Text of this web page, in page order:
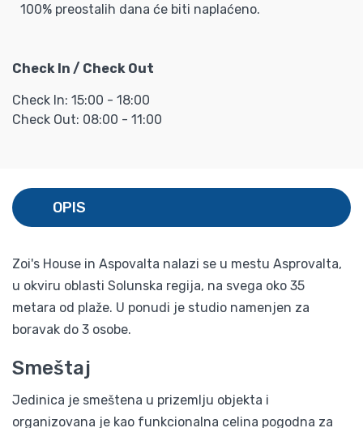
100% preostalih dana će biti naplaćeno.
Check In / Check Out
Check In: 15:00 - 18:00
Check Out: 08:00 - 11:00
OPIS
Zoi's House in Aspovalta nalazi se u mestu Asprovalta,
u okviru oblasti Solunska regija, na svega oko 35
metara od plaže. U ponudi je studio namenjen za
boravak do 3 osobe.
Smeštaj
Jedinica je smeštena u prizemlju objekta i
organizovana je kao funkcionalna celina pogodna za